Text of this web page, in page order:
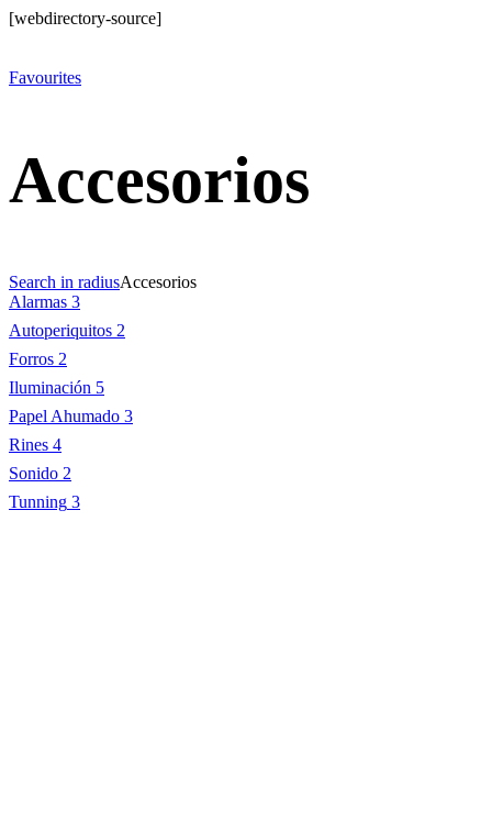
[webdirectory-source]
Favourites
Accesorios
Search in radiusAccesorios
Alarmas 3
Autoperiquitos 2
Forros 2
Iluminación 5
Papel Ahumado 3
Rines 4
Sonido 2
Tunning 3